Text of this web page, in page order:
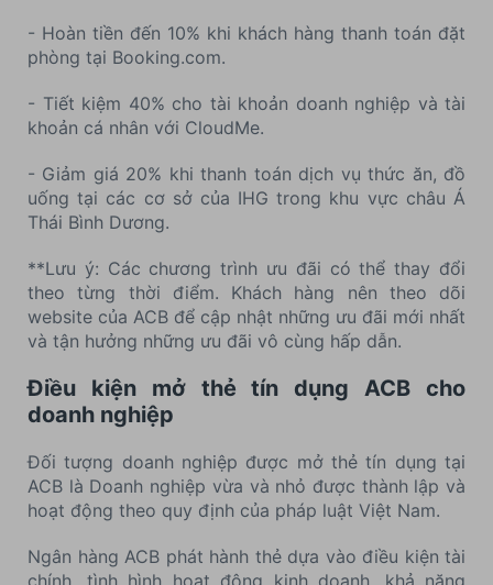
- Hoàn tiền đến 10% khi khách hàng thanh toán đặt
phòng tại Booking.com.
- Tiết kiệm 40% cho tài khoản doanh nghiệp và tài
khoản cá nhân với CloudMe.
- Giảm giá 20% khi thanh toán dịch vụ thức ăn, đồ
uống tại các cơ sở của IHG trong khu vực châu Á
Thái Bình Dương.
**Lưu ý: Các chương trình ưu đãi có thể thay đổi
theo từng thời điểm. Khách hàng nên theo dõi
website của ACB để cập nhật những ưu đãi mới nhất
và tận hưởng những ưu đãi vô cùng hấp dẫn.
Điều kiện mở thẻ tín dụng ACB cho
doanh nghiệp
Đối tượng doanh nghiệp được mở thẻ tín dụng tại
ACB là Doanh nghiệp vừa và nhỏ được thành lập và
hoạt động theo quy định của pháp luật Việt Nam.
Ngân hàng ACB phát hành thẻ dựa vào điều kiện tài